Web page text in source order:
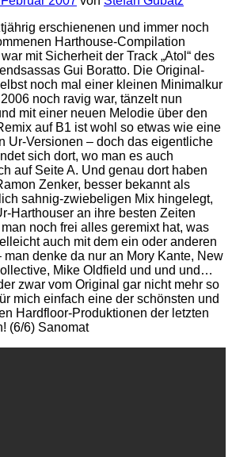
erschienenen und immer noch
Harthouse-Compilation
mit Sicherheit der Track „Atol“ des
Gui Boratto. Die Original-
noch mal einer kleinen Minimalkur
noch ravig war, tänzelt nun
mit einer neuen Melodie über den
auf B1 ist wohl so etwas wie eine
Ur-Versionen – doch das eigentliche
sich dort, wo man es auch
auf Seite A. Und genau dort haben
Zenker, besser bekannt als
sahnig-zwiebeligen Mix hingelegt,
Harthouser an ihre besten Zeiten
noch frei alles geremixt hat, was
auch mit dem ein oder anderen
denke da nur an Mory Kante, New
Mike Oldfield und und und…
zwar vom Original gar nicht mehr so
mich einfach eine der schönsten und
Hardfloor-Produktionen der letzten
(6/6) Sanomat